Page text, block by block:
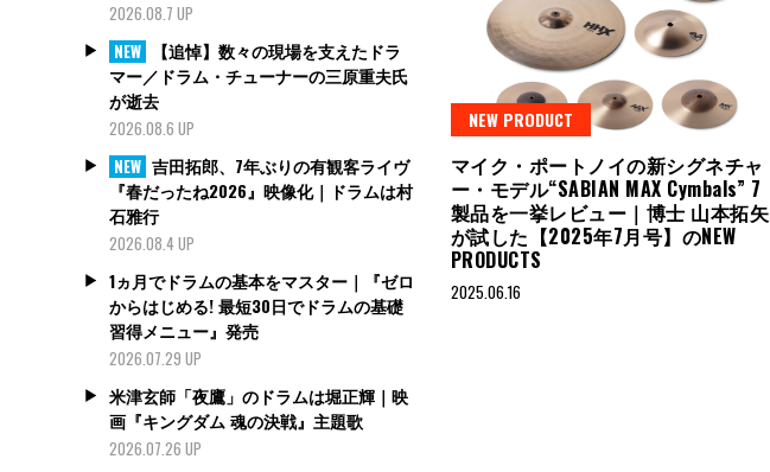
NEW PRODUCT
マイク・ポートノイの新シグネチャ
ー・モデル“SABIAN MAX Cymbals” 7
製品を一挙レビュー｜博士 山本拓矢
が試した【2025年7月号】のNEW
PRODUCTS
2025.06.16
2026.08.7 UP
NEW
【追悼】数々の現場を支えたドラ
マー／ドラム・チューナーの三原重夫氏
が逝去
2026.08.6 UP
NEW 吉田拓郎、7年ぶりの有観客ライヴ
『春だったね2026』映像化｜ドラムは村
石雅行
2026.08.4 UP
1ヵ月でドラムの基本をマスター｜『ゼロ
からはじめる! 最短30日でドラムの基礎
習得メニュー』発売
2026.07.29 UP
米津玄師「夜鷹」のドラムは堀正輝｜映
画『キングダム 魂の決戦』主題歌
2026.07.26 UP